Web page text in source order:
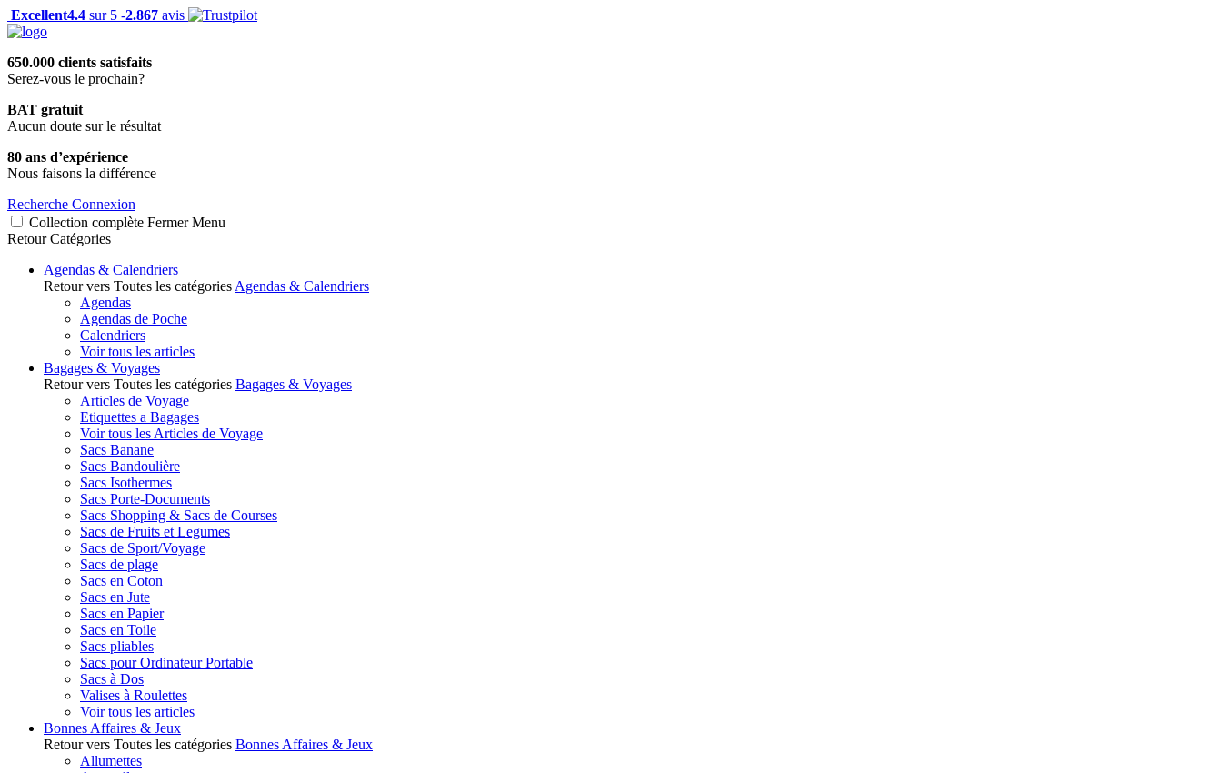
Excellent4.4 sur 5 -2.867 avis
650.000 clients satisfaits
Serez-vous le prochain?
BAT gratuit
Aucun doute sur le résultat
80 ans d’expérience
Nous faisons la différence
Recherche Connexion
Collection complète Fermer Menu
Retour Catégories
Agendas & Calendriers
Retour vers Toutes les catégories Agendas & Calendriers
Agendas
Agendas de Poche
Calendriers
Voir tous les articles
Bagages & Voyages
Retour vers Toutes les catégories Bagages & Voyages
Articles de Voyage
Etiquettes a Bagages
Voir tous les Articles de Voyage
Sacs Banane
Sacs Bandoulière
Sacs Isothermes
Sacs Porte-Documents
Sacs Shopping & Sacs de Courses
Sacs de Fruits et Legumes
Sacs de Sport/Voyage
Sacs de plage
Sacs en Coton
Sacs en Jute
Sacs en Papier
Sacs en Toile
Sacs pliables
Sacs pour Ordinateur Portable
Sacs à Dos
Valises à Roulettes
Voir tous les articles
Bonnes Affaires & Jeux
Retour vers Toutes les catégories Bonnes Affaires & Jeux
Allumettes